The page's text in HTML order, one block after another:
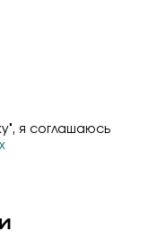
я соглашаюсь